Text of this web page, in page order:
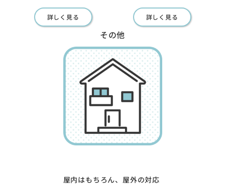
詳しく見る 詳しく見る
その他
屋内はもちろん、屋外の対応